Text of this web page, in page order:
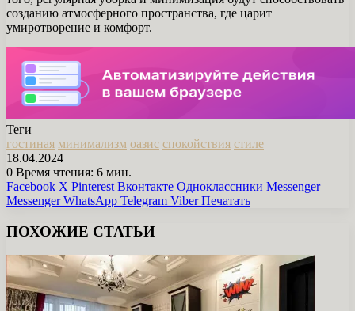
созданию атмосферного пространства, где царит
умиротворение и комфорт.
Теги
гостиная минимализм оазис спокойствия стиле
18.04.2024
0 Время чтения: 6 мин.
Facebook X Pinterest Вконтакте Одноклассники Messenger
Messenger WhatsApp Telegram Viber Печатать
ПОХОЖИЕ СТАТЬИ